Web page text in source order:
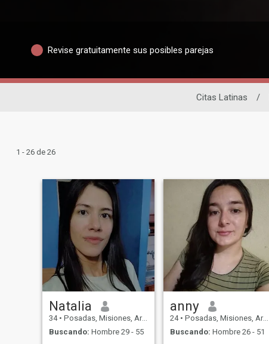
Revise gratuitamente sus posibles parejas
Citas Latinas /
1 - 26 de 26
Natalia
34 • Posadas, Misiones, Argentina
Buscando: Hombre 29 - 55
anny
24 • Posadas, Misiones, Argentina
Buscando: Hombre 26 - 51